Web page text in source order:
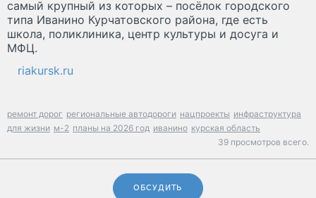
самый крупный из которых – посёлок городского
типа Иванино Курчатовского района, где есть
школа, поликлиника, центр культуры и досуга и
МФЦ.
riakursk.ru
ремонт дорог региональные автодороги нацпроекты инфраструктура
для жизни м-2 планы на 2026 год иванино курская область
39 просмотров всего.
ОБСУДИТЬ